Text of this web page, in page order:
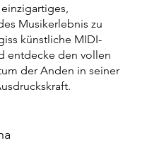
Musikerlebnis zu
künstliche MIDI-
entdecke den vollen
der Anden in seiner